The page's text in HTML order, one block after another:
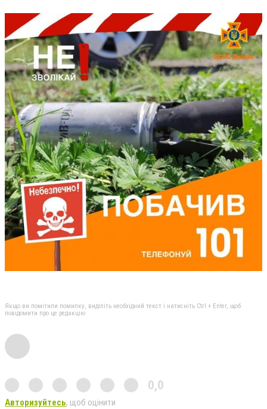
Якщо ви помітили помилку, виділіть необхідний текст і натисніть Ctrl + Enter, щоб
повідомити про це редакцію
0,0
Авторизуйтесь, щоб оцінити